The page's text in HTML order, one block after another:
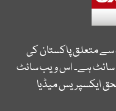
سے متعلق پاکستان کی
سائٹ ہے۔ اس ویب سائٹ
ایکسپریس میڈیا